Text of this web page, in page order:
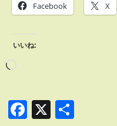
Facebook X
いいね:
Facebook
X